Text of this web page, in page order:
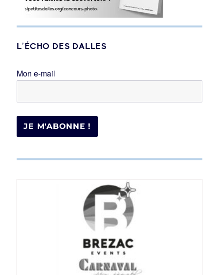
L’ÉCHO DES DALLES
Mon e-mail